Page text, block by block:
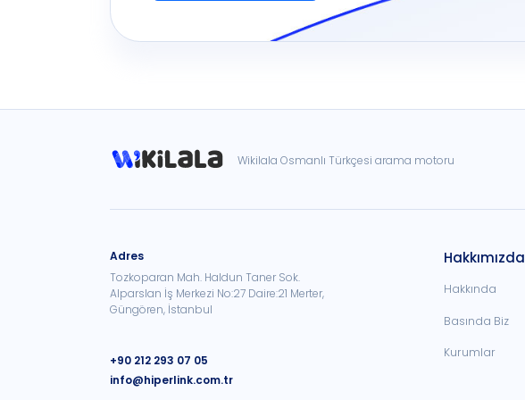
Wikilala Osmanlı Türkçesi arama motoru
Adres
Tozkoparan Mah. Haldun Taner Sok.
Alparslan İş Merkezi No:27 Daire:21 Merter,
Güngören, İstanbul
+90 212 293 07 05
info@hiperlink.com.tr
Hakkımızda
Hakkında
Basında Biz
Kurumlar